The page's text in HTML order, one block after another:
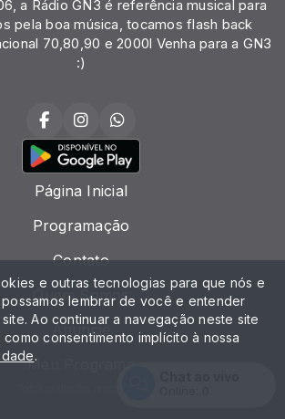
a Rádio GN3 é referência musical para
pela boa música, tocamos flash back
70,80,90 e 2000l Venha para a GN3
:)
Página Inicial
Programação
Contato
Quem Somos
Anuncie
Meu Programa
e outras tecnologias para que nós e
lembrar de você e entender
Ao continuar a navegação neste site
consentimento implícito à nossa
.